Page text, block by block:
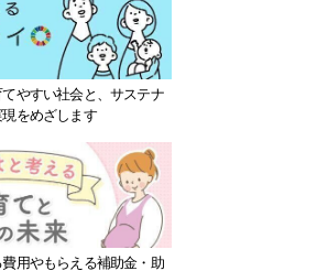
やすい社会と、サステナ
をめざします
用やもらえる補助金・助